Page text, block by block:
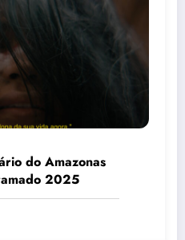
do Amazonas
2025